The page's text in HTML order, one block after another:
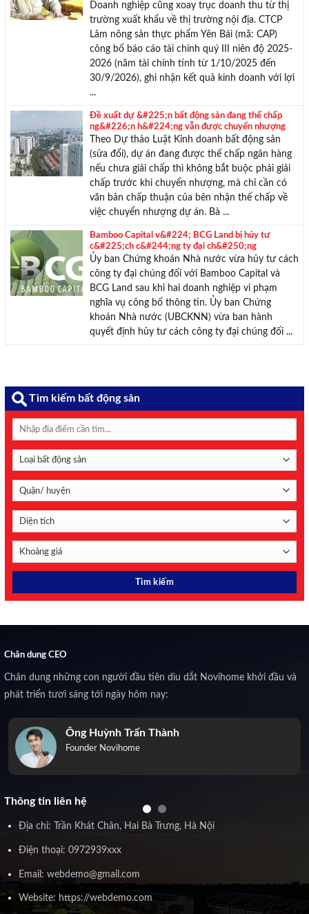
Doanh nghiệp cũng xoay trục doanh thu từ thị
trường xuất khẩu về thị trường nội địa. CTCP
Lâm nông sản thực phẩm Yên Bái (mã: CAP)
công bố báo cáo tài chính quý III niên độ 2025-
2026 (năm tài chính tính từ 1/10/2025 đến
30/9/2026), ghi nhận kết quả kinh doanh với lợi
...
Đề xuất dự &#225;n bất động sản đang thế chấp
ng&#226;n h&#224;ng vẫn được chuyển nhượng
Theo Dự thảo Luật Kinh doanh bất động sản
(sửa đổi), dự án đang được thế chấp ngân hàng
nếu chưa giải chấp thì không bắt buộc phải giải
chấp trước khi chuyển nhượng, mà chỉ cần có
văn bản chấp thuận của bên nhận thế chấp về
việc chuyển nhượng dự án. Bà ...
Bamboo Capital v&#224; BCG Land bị hủy tư
c&#225;ch c&#244;ng ty đại ch&#250;ng
Ủy ban Chứng khoán Nhà nước vừa hủy tư cách
công ty đại chúng đối với Bamboo Capital và
BCG Land sau khi hai doanh nghiệp vi phạm
nghĩa vụ công bố thông tin. Ủy ban Chứng
khoán Nhà nước (UBCKNN) vừa ban hành
quyết định hủy tư cách công ty đại chúng đối ...
Tìm kiếm bất động sản
Chân dung CEO
Chân dung những con người đầu tiên dìu dắt Novihome khởi đầu và
phát triển tươi sáng tới ngày hôm nay:
Ông Huỳnh Trấn Thành
Founder Novihome
Thông tin liên hệ
Địa chỉ: Trần Khát Chân, Hai Bà Trưng, Hà Nội
Điện thoại: 0972939xxx
Email: webdemo@gmail.com
Website: https://webdemo.com